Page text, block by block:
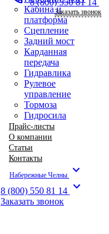
Кабина и
платформа
Сцепление
Задний мост
Карданная
передача
Гидравлика
Рулевое
управление
Тормоза
Гидросила
Прайс-листы
О компании
Статьи
Контакты
Набережные Челны expand_more
8 (800) 550 81 14 expand_more
Заказать звонок
Заказать звонок